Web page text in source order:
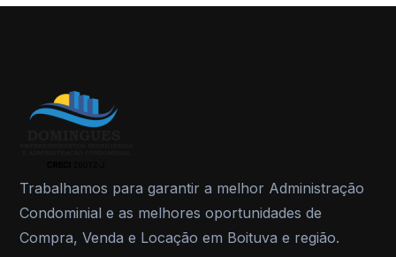
Trabalhamos para garantir a melhor Administração
Condominial e as melhores oportunidades de
Compra, Venda e Locação em Boituva e região.